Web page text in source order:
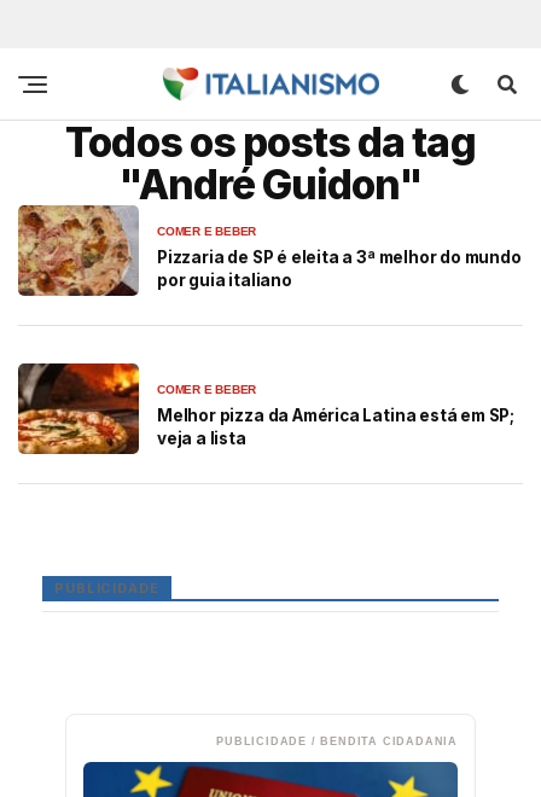
Todos os posts da tag
"André Guidon"
COMER E BEBER
Pizzaria de SP é eleita a 3ª melhor do mundo
por guia italiano
COMER E BEBER
Melhor pizza da América Latina está em SP;
veja a lista
PUBLICIDADE
PUBLICIDADE / BENDITA CIDADANIA